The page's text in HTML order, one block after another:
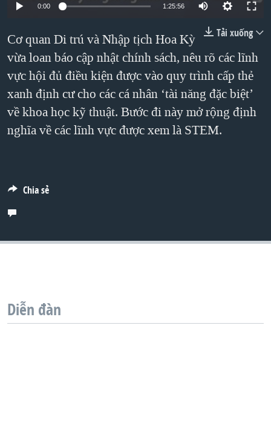
VĂN HOÁ
THỂ THAO
GIÁO DỤC
NGÀY TỊ NẠN THẾ GIỚI
TRỊNH VĨNH BÌNH - NGƯỜI HẠ 'BÊN THẮNG CUỘC'
CHI PHÍ CHIẾN TRANH AFGHANISTAN
CÁC GIÁ TRỊ CỘNG HÒA Ở VIỆT NAM
THƯỢNG ĐỈNH TRUMP-KIM TẠI VIỆT NAM
TRỊNH VĨNH BÌNH VS. CHÍNH PHỦ VIỆT NAM
Ngôn ngữ khác
0:00 1:25:56
Tải xuống
Cơ quan Di trú và Nhập tịch Hoa Kỳ
vừa loan báo cập nhật chính sách, nêu rõ các lĩnh
vực hội đủ điều kiện được vào quy trình cấp thẻ
xanh định cư cho các cá nhân ‘tài năng đặc biệt’
về khoa học kỹ thuật. Bước đi này mở rộng định
nghĩa về các lĩnh vực được xem là STEM.
Chia sẻ
Diễn đàn